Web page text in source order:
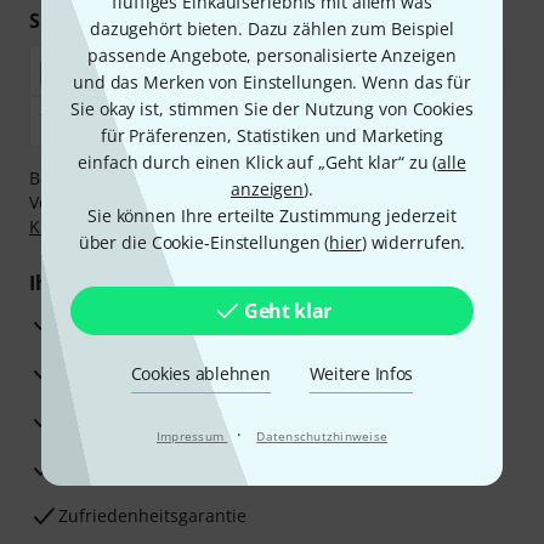
dazugehört bieten. Dazu zählen zum Beispiel
passende Angebote, personalisierte Anzeigen
und das Merken von Einstellungen. Wenn das für
Sie okay ist, stimmen Sie der Nutzung von Cookies
für Präferenzen, Statistiken und Marketing
einfach durch einen Klick auf „Geht klar“ zu (alle
anzeigen).
Sie können Ihre erteilte Zustimmung jederzeit
über die Cookie-Einstellungen (hier) widerrufen.
Geht klar
Cookies ablehnen Weitere Infos
Impressum · Datenschutzhinweise
Sicher einkaufen & bezahlen
Bezahlen Sie vertraulich und sicher per Nachnahme,
Vorkasse, PayPal, Amazon Pay,Klarna Sofort bezahlen
Klarna Ratenzahlungoder Kreditkarte.
Ihre Vorteile
3 Jahre Thomann Garantie
30 Tage Money-Back-Garantie
Beratung durch Fachexperten
Zufriedenheitsgarantie